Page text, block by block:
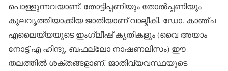
പൊള്ളുന്നവയാണ്. തോട്ടിപ്പണിയും തോല്‍പ്പണിയും
കുലവൃത്തിയാക്കിയ ജാതിയാണ് വാല്മീകി. ഡോ. കാഞ്ച
എലൈയ്യയുടെ ഇംഗ്ലീഷ് കൃതികളും (വൈ അയാം
നോട്ട് എ ഹിന്ദു, ബഫല്ലോ നാഷണലിസം) ഈ
തലത്തില്‍ ശക്തങ്ങളാണ്. ജാതിവ്യവസ്ഥയുടെ